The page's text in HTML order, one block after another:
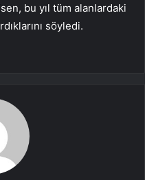
bu yıl tüm alanlardaki
söyledi.